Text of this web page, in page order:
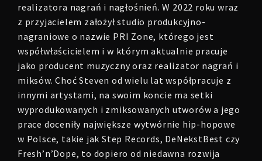
realizatora nagrań i nagłośnień. W 2022 roku wraz
z przyjacielem założył studio produkcyjno-
nagraniowe o nazwie PRI Zone, którego jest
współwłaścicielem i w którym aktualnie pracuje
jako producent muzyczny oraz realizator nagrań i
miksów. Choć Steven od wielu lat współpracuje z
innymi artystami, na swoim koncie ma setki
wyprodukowanych i zmiksowanych utworów a jego
prace doceniły największe wytwórnie hip-hopowe
w Polsce, takie jak Step Records, DeNekstBest czy
Fresh’n’Dope, to dopiero od niedawna rozwija